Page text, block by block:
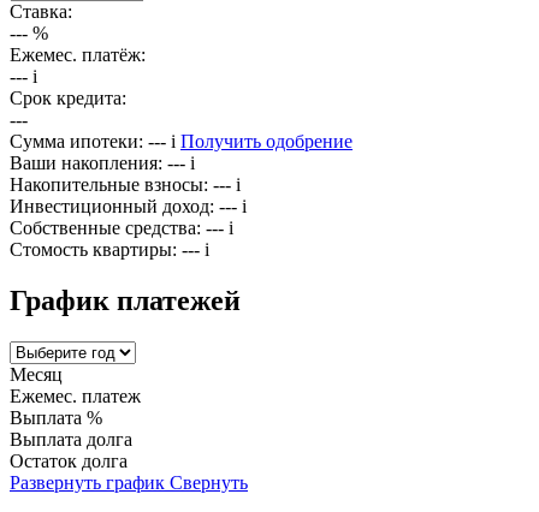
Ставка:
--- %
Ежемес. платёж:
--- i
Срок кредита:
---
Сумма ипотеки: --- i Получить одобрение
Ваши накопления: --- i
Накопительные взносы: --- i
Инвестиционный доход: --- i
Собственные средства: --- i
Стомость квартиры: --- i
График платежей
Месяц
Ежемес. платеж
Выплата %
Выплата долга
Остаток долга
Развернуть график Свернуть